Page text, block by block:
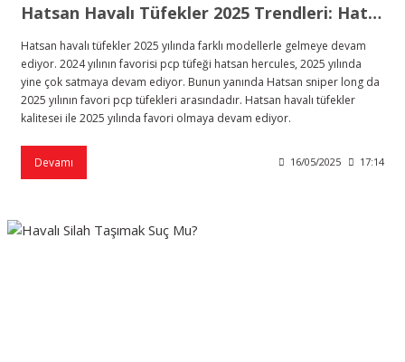
Hatsan Havalı Tüfekler 2025 Trendleri: Hatsan Tüfekler
Hatsan havalı tüfekler 2025 yılında farklı modellerle gelmeye devam
ediyor. 2024 yılının favorisi pcp tüfeği hatsan hercules, 2025 yılında
yine çok satmaya devam ediyor. Bunun yanında Hatsan sniper long da
2025 yılının favori pcp tüfekleri arasındadır. Hatsan havalı tüfekler
kalitesei ile 2025 yılında favori olmaya devam ediyor.
Devamı 16/05/2025 17:14